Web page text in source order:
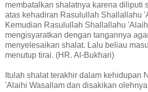
membatalkan shalatnya karena diliputi
atas kehadiran Rasulullah Shallallahu
Kemudian Rasulullah Shallallahu
mengisyaratkan dengan tangannya
menyelesaikan shalat. Lalu beliau
menutup tirai. (HR. Al-Bukhari)
Itulah shalat terakhir dalam kehidupan
'Alaihi Wasallam dan disakikan